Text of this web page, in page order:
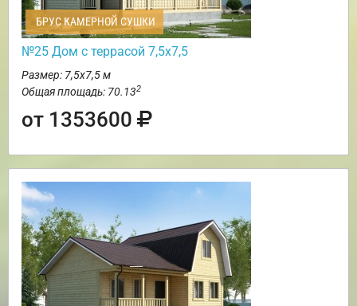
БРУС КАМЕРНОЙ СУШКИ
№25 Дом с террасой 7,5х7,5
Размер: 7,5х7,5 м
Общая площадь: 70.132
от 1353600